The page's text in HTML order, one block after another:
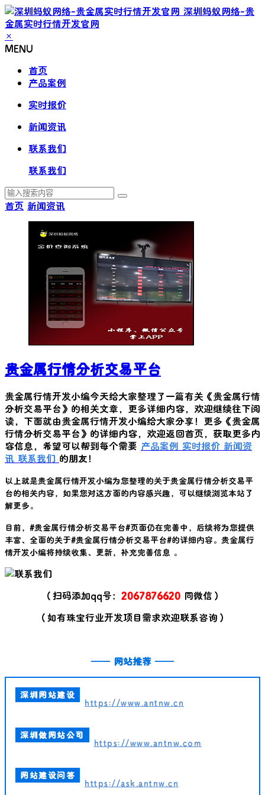
深圳蚂蚁网络-贵
金属实时行情开发官网
×
MENU
首页
产品案例
实时报价
新闻资讯
联系我们
联系我们
首页 新闻资讯
贵金属行情分析交易平台
贵金属行情开发小编今天给大家整理了一篇有关《贵金属行情
分析交易平台》的相关文章，更多详细内容，欢迎继续往下阅
读，下面就由贵金属行情开发小编给大家分享！更多《贵金属
行情分析交易平台》的详细内容，欢迎返回首页，获取更多内
容信息，希望可以帮到每个需要 产品案例 实时报价 新闻资
讯 联系我们 的朋友！
以上就是贵金属行情开发小编为您整理的关于贵金属行情分析交易平
台的相关内容，如果您对这方面的内容感兴趣，可以继续浏览本站了
解更多。
目前，#贵金属行情分析交易平台#页面仍在完善中，后续将为您提供
丰富、全面的关于#贵金属行情分析交易平台#的详细内容。贵金属行
情开发小编将持续收集、更新，补充完善信息 。
（扫码添加qq号： 2067876620 同微信）
（如有珠宝行业开发项目需求欢迎联系咨询）
—— 网站推荐 ——
深圳网站建设
https://www.antnw.cn
深圳做网站公司
https://www.antnw.com
网站建设问答
https://ask.antnw.cn